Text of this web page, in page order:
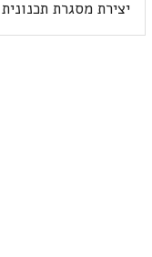
יצירת מסגרת